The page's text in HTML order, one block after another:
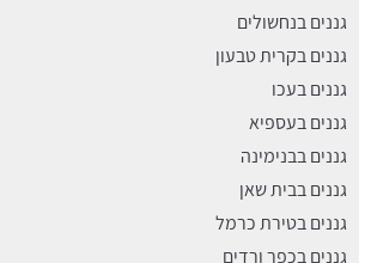
גננים בנחשולים
גננים בקרית טבעון
גננים בעכו
גננים בעספיא
גננים בבנימינה
גננים בבית שאן
גננים בטירת כרמל
גננים בכפר ורדים